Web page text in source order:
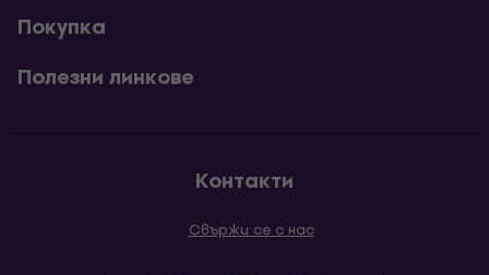
Покупка
Полезни линкове
Контакти
Свържи се с нас